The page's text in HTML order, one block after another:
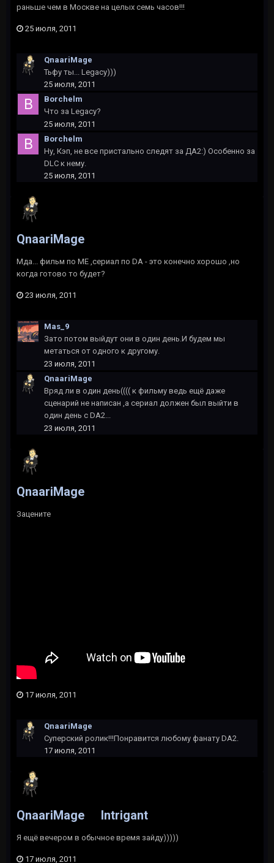
раньше чем в Москве на целых семь часов!!!
25 июля, 2011
QnaariMage
Тьфу ты... Legacy)))
25 июля, 2011
Borchelm
Что за Legacy?
25 июля, 2011
Borchelm
Ну, Кэп, не все пристально следят за ДА2:) Особенно за
DLC к нему.
25 июля, 2011
QnaariMage
Мда... фильм по ME ,сериал по DA - это конечно хорошо ,но
когда готово то будет?
23 июля, 2011
Mas_9
Зато потом выйдут они в один день.И будем мы
метаться от одного к другому.
23 июля, 2011
QnaariMage
Вряд ли в один день(((( к фильму ведь ещё даже
сценарий не написан ,а сериал должен был выйти в
один день с DA2...
23 июля, 2011
QnaariMage
Зацените
17 июля, 2011
QnaariMage
Суперский ролик!!!Понравится любому фанату DA2.
17 июля, 2011
QnaariMage Intrigant
Я ещё вечером в обычное время зайду)))))
17 июля, 2011